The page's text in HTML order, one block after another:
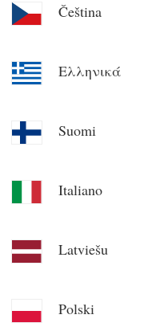
Čeština
Ελληνικά
Suomi
Italiano
Latviešu
Polski